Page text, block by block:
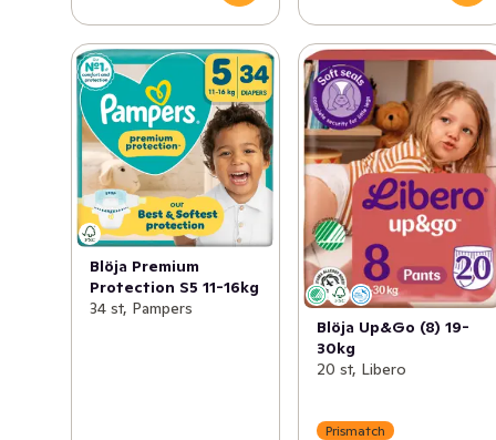
Blöja Premium
Protection S5 11-16kg
34 st, Pampers
Blöja Up&Go (8) 19-
30kg
20 st, Libero
Prismatch